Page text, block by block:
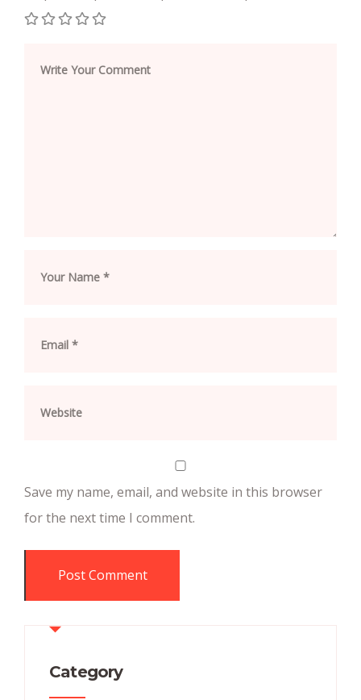
Save my name, email, and website in this browser
for the next time I comment.
Category